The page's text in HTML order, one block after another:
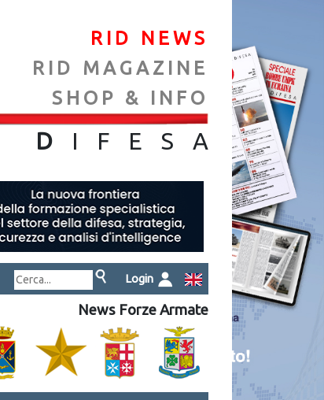
RID NEWS
RID MAGAZINE
SHOP & INFO
D IFES A
Login
News Forze Armate